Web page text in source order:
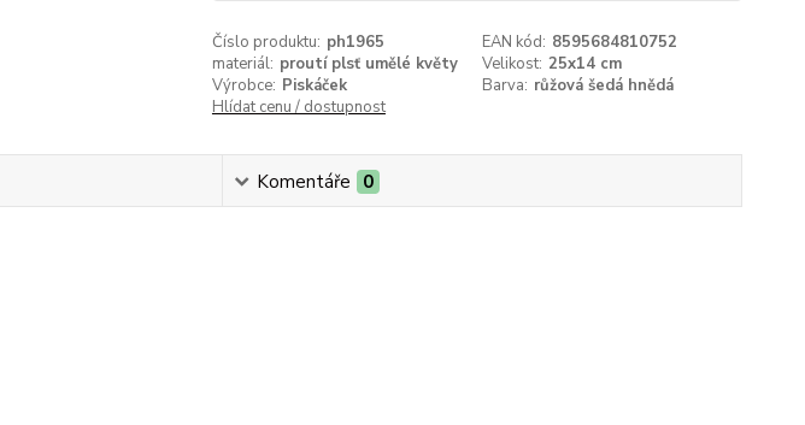
Číslo produktu: ph1965 EAN kód: 8595684810752
materiál: proutí plsť umělé květy Velikost: 25x14 cm
Výrobce: Piskáček Barva: růžová šedá hnědá
Hlídat cenu / dostupnost
Komentáře 0